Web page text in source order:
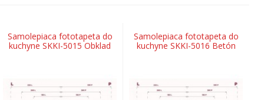
Samolepiaca fototapeta do
kuchyne SKKI-5015 Obklad
Samolepiaca fototapeta do
kuchyne SKKI-5016 Betón